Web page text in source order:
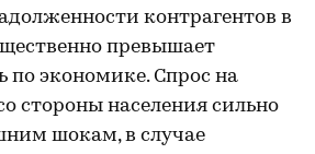
контрагентов в
превышает
по экономике. Спрос на
стороны населения сильно
шокам, в случае